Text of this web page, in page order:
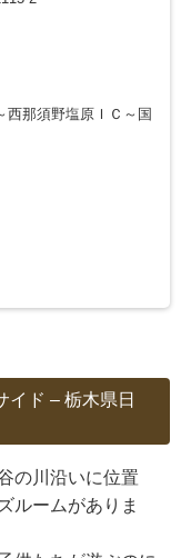
那須野塩原ＩＣ～国
イド – 栃木県日
の川沿いに位置
ルームがありま